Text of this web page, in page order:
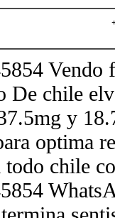
Vendo
De chile
y
optima
chile